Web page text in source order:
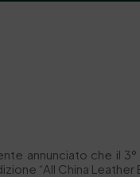
annunciato che il
“All China Leather